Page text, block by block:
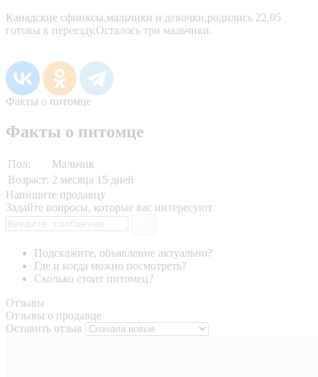
Канадские сфинксы,мальчики и девочки,родились 22.05
готовы к переезду.Осталось три мальчики.
Факты о питомце
Факты о питомце
Пол:
Мальчик
Возраст: 2 месяца 15 дней
Напишите продавцу
Задайте вопросы, которые вас интересуют
Подскажите, объявление актуально?
Где и когда можно посмотреть?
Сколько стоит питомец?
Отзывы
Отзывы о продавце
Оставить отзыв